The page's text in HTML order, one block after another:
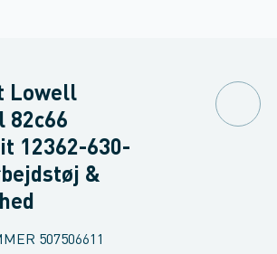
Lowell
82c66
12362-630-
&
507506611